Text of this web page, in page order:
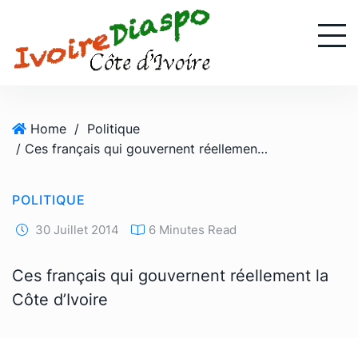
Home / Politique
/ Ces français qui gouvernent réellement la Côte d’Ivoire
POLITIQUE
30 Juillet 2014 6 Minutes Read
Ces français qui gouvernent réellement la
Côte d’Ivoire